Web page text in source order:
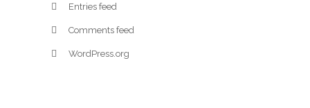
Entries feed
Comments feed
WordPress.org